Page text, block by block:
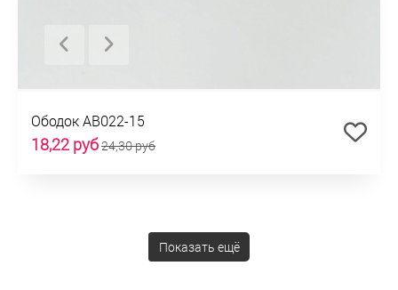
Ободок AB022-15
18,22 руб24,30 руб
Показать ещё